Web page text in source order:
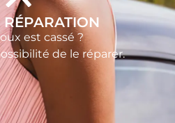
RÉPARATION
est cassé ?
de le réparer.